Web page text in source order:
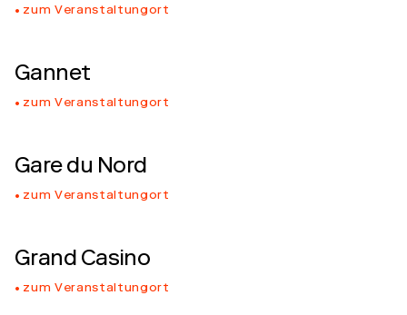
zum Veranstaltungort
Gannet
zum Veranstaltungort
Gare du Nord
zum Veranstaltungort
Grand Casino
zum Veranstaltungort